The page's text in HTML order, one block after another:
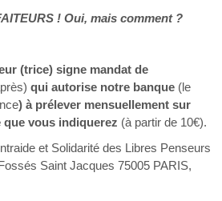
S ! Oui, mais comment ?
(trice) signe mandat de
qui autorise notre banque(le
) à prélever mensuellement sur
vous indiquerez (à partir de 10€).
et Solidarité des Libres Penseurs
Saint Jacques 75005 PARIS,